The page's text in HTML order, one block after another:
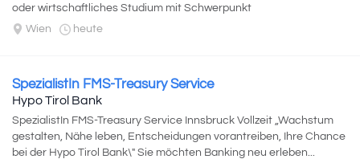
oder wirtschaftliches Studium mit Schwerpunkt
Rechnungswesen/Finanzen, Mindestens...
Wien heute
SpezialistIn FMS-Treasury Service
Hypo Tirol Bank
SpezialistIn FMS-Treasury Service Innsbruck Vollzeit „Wachstum
gestalten, Nähe leben, Entscheidungen vorantreiben, Ihre Chance
bei der Hypo Tirol Bank\" Sie möchten Banking neu erleben...